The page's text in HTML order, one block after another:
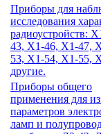
Приборы для
исследования
радиоустройств:
43, Х1-46, Х1-47,
53, Х1-54, Х1-55,
другие.
Приборы общего
применения для
параметров
ламп и